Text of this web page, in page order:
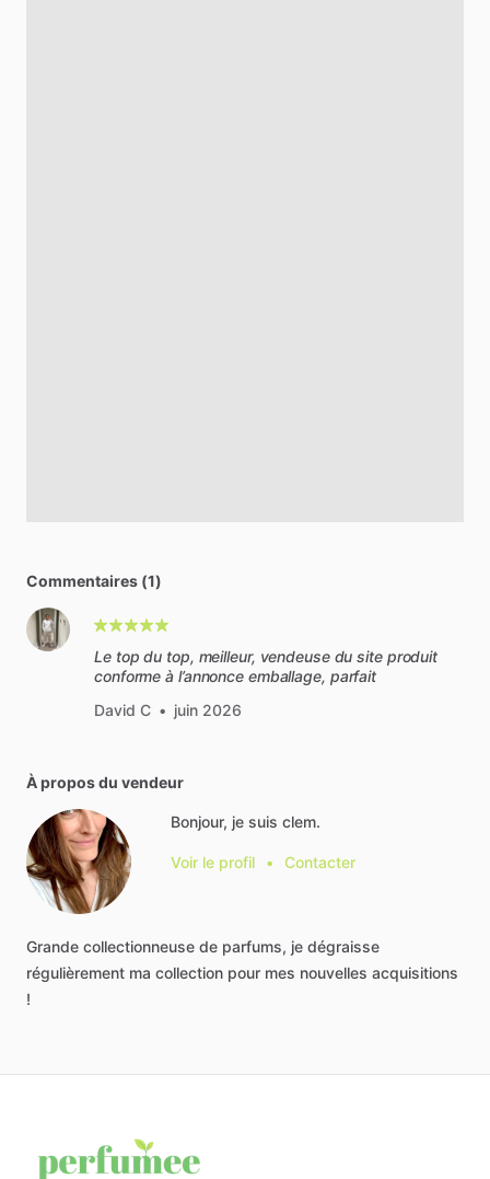
Commentaires (1)
Le top du top, meilleur, vendeuse du site produit
conforme à l’annonce emballage, parfait
David C • juin 2026
À propos du vendeur
Bonjour, je suis clem.
Voir le profil • Contacter
Grande collectionneuse de parfums, je dégraisse
régulièrement ma collection pour mes nouvelles acquisitions
!